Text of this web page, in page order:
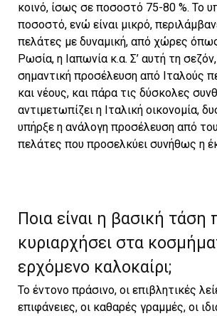
κοινό, ίσως σε ποσοστό 75-80 %. Το
ποσοστό, ενώ είναι μικρό,
πελάτες με δυναμική, από χώρες
Ρωσία, η Ιαπωνία κ.α. Σ’ αυτή τη
σημαντική προσέλευση από Ιταλούς
και νέους, και πάρα τις δύσκολες
αντιμετωπίζει η Ιταλική οικονομία,
υπήρξε η ανάλογη προσέλευση από
πελάτες που προσελκύει συνήθως η
Ποια είναι η βασική τάση
κυριαρχήσει στα
ερχόμενο καλοκαίρι;
Το έντονο πράσινο, οι επιβλητικές
επιφάνειες, οι καθαρές γραμμές, οι